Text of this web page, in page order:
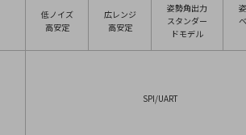
低ノイズ
高安定
広レンジ
高安定
姿勢角出力
スタンダー
ドモデル
SPI/UART